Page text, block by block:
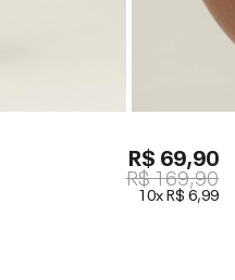
R$ 69,90
R$ 169,90
10xR$ 6,99